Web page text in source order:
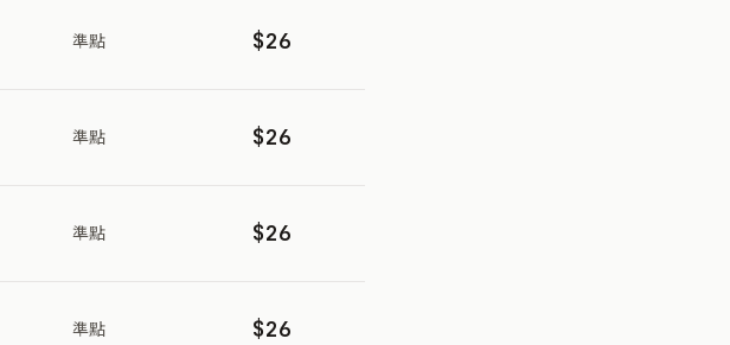
準點 $26
準點 $26
準點 $26
準點 $26